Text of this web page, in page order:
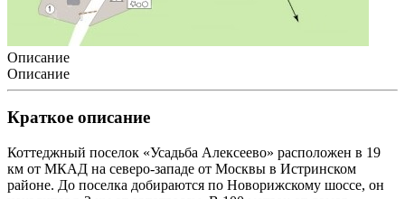
Описание
Описание
Краткое описание
Коттеджный поселок «Усадьба Алексеево» расположен в 19
км от МКАД на северо-западе от Москвы в Истринском
районе. До поселка добираются по Новорижскому шоссе, он